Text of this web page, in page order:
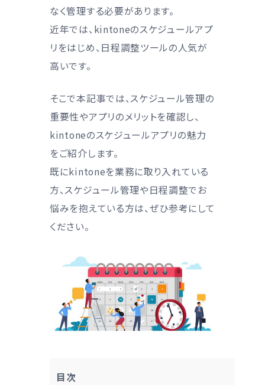
なく管理する必要があります。
近年では、kintoneのスケジュールアプ
リをはじめ、日程調整ツールの人気が
高いです。
そこで本記事では、スケジュール管理の
重要性やアプリのメリットを確認し、
kintoneのスケジュールアプリの魅力
をご紹介します。
既にkintoneを業務に取り入れている
方、スケジュール管理や日程調整でお
悩みを抱えている方は、ぜひ参考にして
ください。
目次